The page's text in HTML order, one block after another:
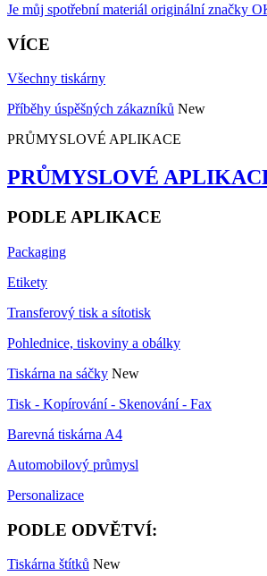
Je můj spotřební materiál originální značky
VÍCE
Všechny tiskárny
Příběhy úspěšných zákazníků New
PRŮMYSLOVÉ APLIKACE
PRŮMYSLOVÉ
PODLE APLIKACE
Packaging
Etikety
Transferový tisk a sítotisk
Pohlednice, tiskoviny a obálky
Tiskárna na sáčky New
Tisk - Kopírování - Skenování - Fax
Barevná tiskárna A4
Automobilový průmysl
Personalizace
PODLE ODVĚTVÍ:
Tiskárna štítků New